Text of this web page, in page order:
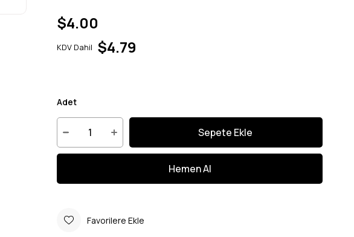
$4.00
KDV Dahil $4.79
Adet
Favorilere Ekle